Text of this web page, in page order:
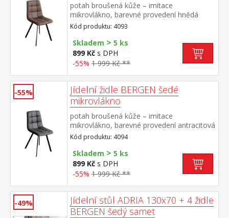
potah broušená kůže – imitace
mikrovlákno, barevné provedení hnědá
kovová konstrukce, barevné provedení
černá výška sedu 51 cm
Kód produktu: 4093
Skladem > 5 ks
899 Kč s DPH
-55% 1 999 Kč **
-55%
Jídelní židle BERGEN šedé
mikrovlákno
potah broušená kůže – imitace
mikrovlákno, barevné provedení antracitová
kovová konstrukce, barevné provedení
černá výška sedu 51 cm
Kód produktu: 4094
Skladem > 5 ks
899 Kč s DPH
-55% 1 999 Kč **
-49%
Jídelní stůl ADRIA 130x70 + 4 židle
BERGEN šedý samet